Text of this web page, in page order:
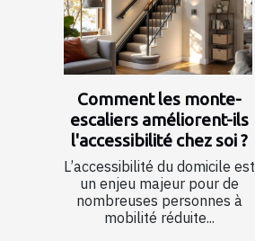
Comment les monte-
escaliers améliorent-ils
l'accessibilité chez soi ?
L’accessibilité du domicile est
un enjeu majeur pour de
nombreuses personnes à
mobilité réduite...